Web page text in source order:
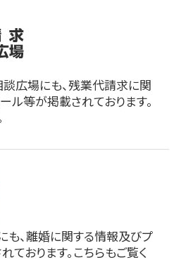
広場にも、残業代請求に関
ル等が掲載されております。
、離婚に関する情報及びプ
ております。こちらもご覧く